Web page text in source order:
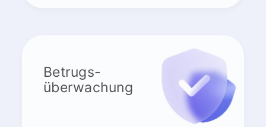
Betrugs-
überwachung